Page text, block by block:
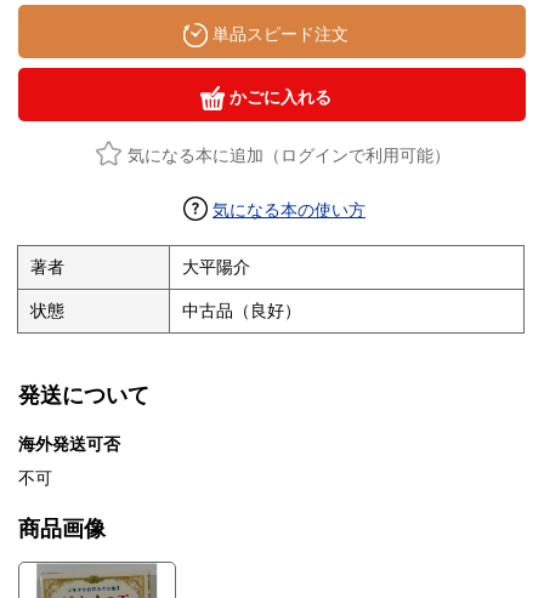
単品スピード注文
かごに入れる
気になる本に追加（ログインで利用可能）
気になる本の使い方
著者 大平陽介
状態 中古品（良好）
発送について
海外発送可否
不可
商品画像